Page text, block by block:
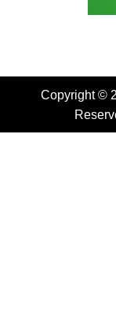
Copyright ©